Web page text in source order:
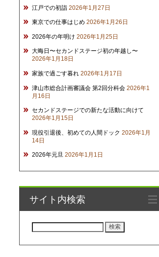
江戸での初詣 2026年1月27日
東京での仕事はじめ 2026年1月26日
2026年の年明け 2026年1月25日
大晦日〜セカンドステージ初の年越し〜
2026年1月18日
家族で過ごす暮れ 2026年1月17日
津山市総合計画審議会 第2回分科会 2026年1
月16日
セカンドステージでの新たな活動に向けて
2026年1月15日
現役引退後、初めての人間ドック 2026年1月
14日
2026年元旦 2026年1月1日
サイト内検索